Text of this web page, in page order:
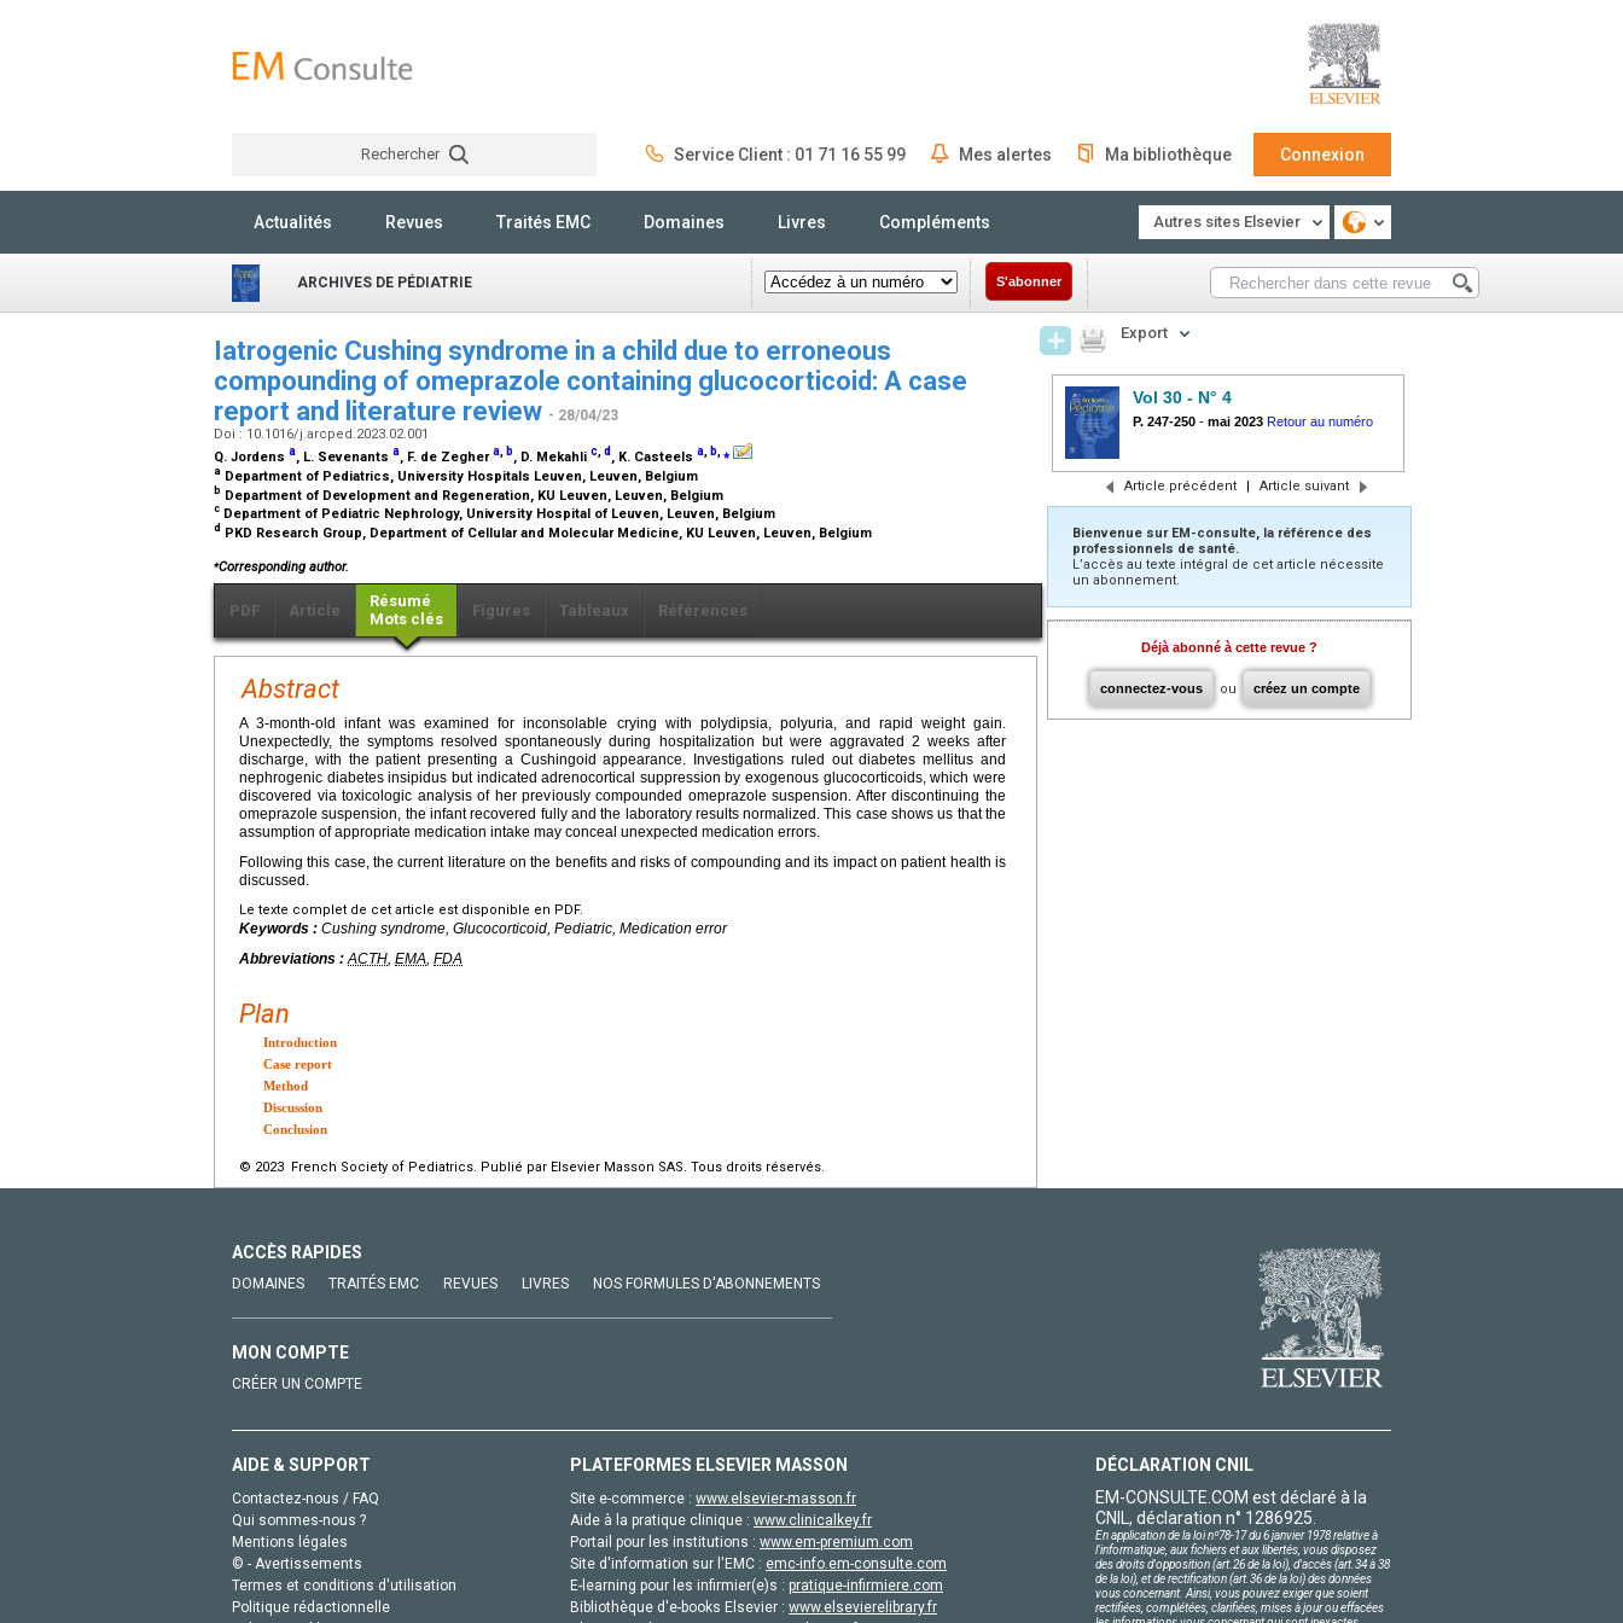
Rechercher Service Client : 01 71 16 55 99 Mes alertes Ma bibliothèque Connexion
Actualités Revues Traités EMC Domaines Livres Compléments Autres sites Elsevier
ARCHIVES DE PÉDIATRIE S'abonner
Iatrogenic Cushing syndrome in a child due to erroneous
compounding of omeprazole containing glucocorticoid: A case
report and literature review - 28/04/23
Doi : 10.1016/j.arcped.2023.02.001
Q. Jordens a, L. Sevenants a, F. de Zeghera, b, D. Mekahli c,d , K. Casteels a, b,⁎
a Department of Pediatrics, University Hospitals Leuven, Leuven, Belgium
b Department of Development and Regeneration, KU Leuven, Leuven, Belgium
c Department of Pediatric Nephrology, University Hospital of Leuven, Leuven, Belgium
d PKD Research Group, Department of Cellular and Molecular Medicine, KU Leuven, Leuven, Belgium
⁎Corresponding author.
PDF Article
Résumé
Mots clés
Figures Tableaux Références
Abstract
A 3-month-old infant was examined for inconsolable crying with polydipsia, polyuria, and rapid weight gain.
Unexpectedly, the symptoms resolved spontaneously during hospitalization but were aggravated 2 weeks after
discharge, with the patient presenting a Cushingoid appearance. Investigations ruled out diabetes mellitus and
nephrogenic diabetes insipidus but indicated adrenocortical suppression by exogenous glucocorticoids, which were
discovered via toxicologic analysis of her previously compounded omeprazole suspension. After discontinuing the
omeprazole suspension, the infant recovered fully and the laboratory results normalized. This case shows us that the
assumption of appropriate medication intake may conceal unexpected medication errors.
Following this case, the current literature on the benefits and risks of compounding and its impact on patient health is
discussed.
Le texte complet de cet article est disponible en PDF.
Keywords : Cushing syndrome, Glucocorticoid, Pediatric, Medication error
Abbreviations :ACTH, EMA, FDA
Plan
Introduction
Case report
Method
Discussion
Conclusion
© 2023 French Society of Pediatrics. Publié par Elsevier Masson SAS. Tous droits réservés.
Export
Vol 30 - N° 4
P. 247-250 - mai 2023 Retour au numéro
Article précédent | Article suivant
Bienvenue sur EM-consulte, la référence des
professionnels de santé.
L’accès au texte intégral de cet article nécessite
un abonnement.
Déjà abonné à cette revue ?
connectez-vous ou créez un compte
ACCÈS RAPIDES
DOMAINES TRAITÉS EMC REVUES LIVRES NOS FORMULES D'ABONNEMENTS
MON COMPTE
CRÉER UN COMPTE
AIDE & SUPPORT
Contactez-nous / FAQ
Qui sommes-nous ?
Mentions légales
© - Avertissements
Termes et conditions d'utilisation
Politique rédactionnelle
PLATEFORMES ELSEVIER MASSON
Site e-commerce : www.elsevier-masson.fr
Aide à la pratique clinique : www.clinicalkey.fr
Portail pour les institutions : www.em-premium.com
Site d'information sur l'EMC : emc-info.em-consulte.com
E-learning pour les infirmier(e)s : pratique-infirmiere.com
Bibliothèque d'e-books Elsevier : www.elsevierelibrary.fr
DÉCLARATION CNIL
EM-CONSULTE.COM est déclaré à la
CNIL, déclaration n° 1286925.
En application de la loi nº78-17 du 6 janvier 1978 relative à
l'informatique, aux fichiers et aux libertés, vous disposez
des droits d'opposition (art.26 de la loi), d'accès (art.34 à 38
de la loi), et de rectification (art.36 de la loi) des données
vous concernant. Ainsi, vous pouvez exiger que soient
rectifiées, complétées, clarifiées, mises à jour ou effacées